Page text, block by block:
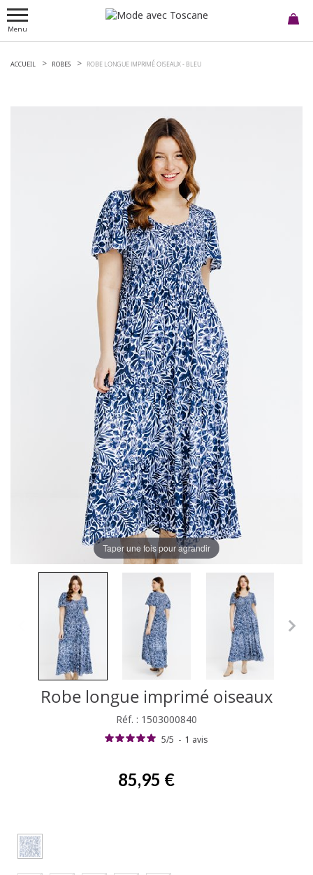
Menu
ACCUEIL ROBES ROBE LONGUE IMPRIMÉ OISEAUX - BLEU
Taper une fois pour agrandir
Robe longue imprimé oiseaux
Réf. : 1503000840
5/5 - 1 avis
85,95 €